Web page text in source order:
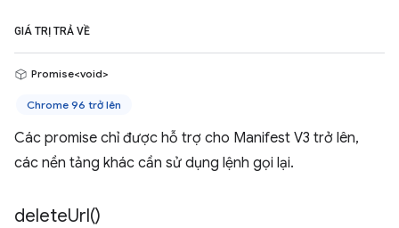
GIÁ TRỊ TRẢ VỀ
Promise<void>
Chrome 96 trở lên
Các promise chỉ được hỗ trợ cho Manifest V3 trở lên,
các nền tảng khác cần sử dụng lệnh gọi lại.
deleteUrl()